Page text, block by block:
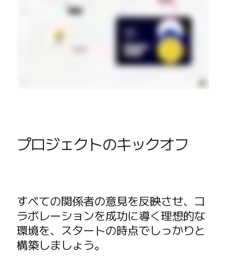
プロジェクトのキックオフ
すべての関係者の意見を反映させ、コ
ラボレーションを成功に導く理想的な
環境を、スタートの時点でしっかりと
構築しましょう。